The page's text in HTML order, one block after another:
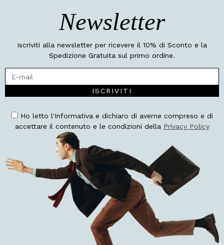
Newsletter
Iscriviti alla newsletter per ricevere il 10% di Sconto e la
Spedizione Gratuita sul primo ordine.
ISCRIVITI
Ho letto l'Informativa e dichiaro di averne compreso e di
accettare il contenuto e le condizioni della Privacy Policy